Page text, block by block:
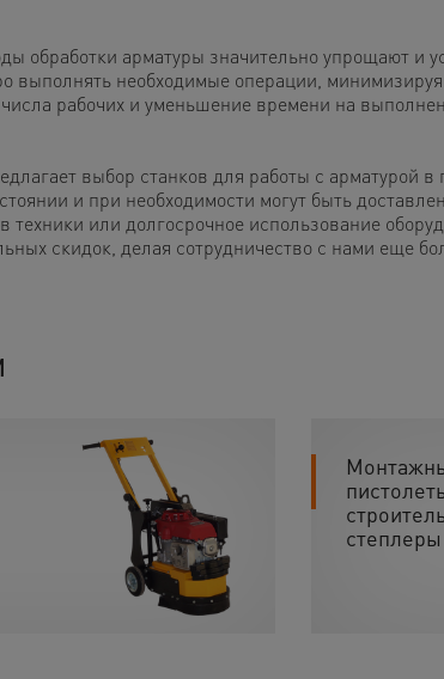
обработки арматуры значительно упрощают и
выполнять необходимые операции,
рабочих и уменьшение времени на
выбор станков для работы с арматурой
и при необходимости могут быть
техники или долгосрочное использование
скидок, делая сотрудничество с нами еще
степлеры